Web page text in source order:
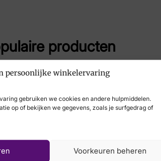
persoonlijke winkelervaring
gebruiken we cookies en andere hulpmiddelen.
op of bekijken we gegevens, zoals je surfgedrag of
Voorkeuren beheren
producten